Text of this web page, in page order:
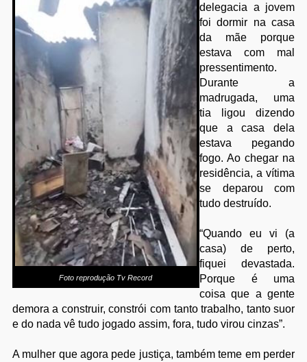
Foto reprodução Tv Record
delegacia a jovem
foi dormir na casa
da mãe porque
estava com mal
pressentimento.
Durante a
madrugada, uma
tia ligou dizendo
que a casa dela
estava pegando
fogo. Ao chegar na
residência, a vítima
se deparou com
tudo destruído.
“Quando eu vi (a
casa) de perto,
fiquei devastada.
Porque é uma
coisa que a gente
demora a construir, constrói com tanto trabalho, tanto suor
e do nada vê tudo jogado assim, fora, tudo virou cinzas”.
A mulher que agora pede justiça, também teme em perder